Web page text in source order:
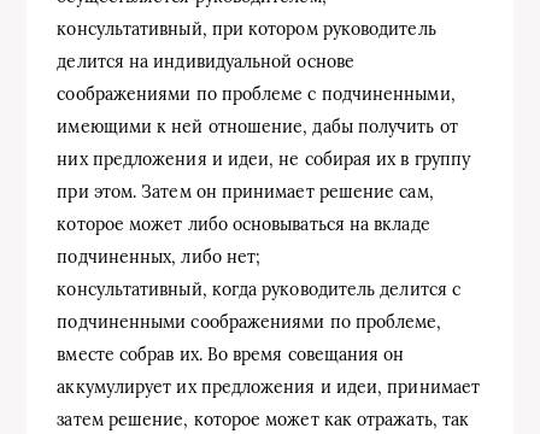
консультативный, при котором руководитель
делится на индивидуальной основе
соображениями по проблеме с подчиненными,
имеющими к ней отношение, дабы получить от
них предложения и идеи, не собирая их в группу
при этом. Затем он принимает решение сам,
которое может либо основываться на вкладе
подчиненных, либо нет;
консультативный, когда руководитель делится с
подчиненными соображениями по проблеме,
вместе собрав их. Во время совещания он
аккумулирует их предложения и идеи, принимает
затем решение, которое может как отражать, так